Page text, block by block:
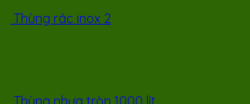
Thùng rác inox 2